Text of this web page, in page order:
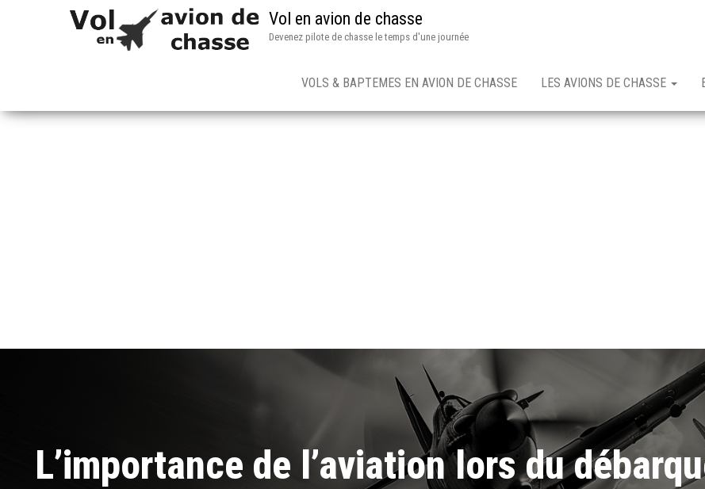
Vol en avion de chasse
Devenez pilote de chasse le temps d'une journée
VOLS & BAPTEMES EN AVION DE CHASSE LES AVIONS DE CHASSE
L’importance de l’aviation lors du